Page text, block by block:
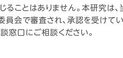
ることはありません。本研究は
会で審査され、承認を受けて
窓口にご相談ください。